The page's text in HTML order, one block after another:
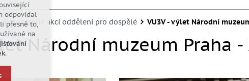
Fotogalerie akcí oddělení pro dospělé VU3V - výlet Národní
Národní muzeum Praha -
odpovídal
přesně to,
na
.